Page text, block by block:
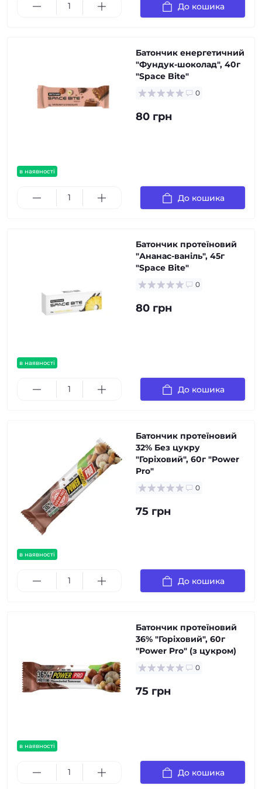
До кошика
в наявності
Батончик енергетичний
"Фундук-шоколад", 40г
"Space Bite"
0
80 грн
До кошика
в наявності
Батончик протеїновий
"Ананас-ваніль", 45г
"Spaсe Bite"
0
80 грн
До кошика
в наявності
Батончик протеїновий
32% Без цукру
"Горіховий", 60г "Power
Pro"
0
75 грн
До кошика
в наявності
Батончик протеїновий
36% "Горіховий", 60г
"Power Pro" (з цукром)
0
75 грн
До кошика